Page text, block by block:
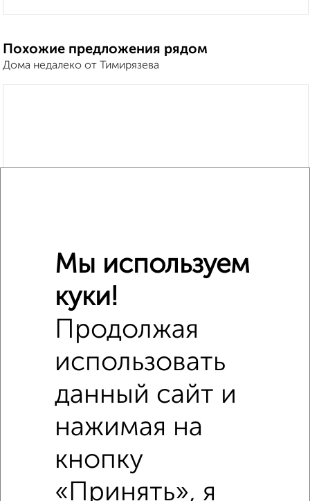
Похожие предложения рядом
Дома недалеко от Тимирязева
Рядом, с меньшей ценой
Мы используем
куки!
Продолжая
использовать
данный сайт и
нажимая на
кнопку
«Принять», я